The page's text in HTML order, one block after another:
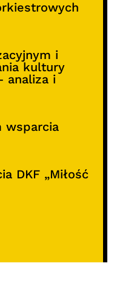
i
kultury
analiza i
wsparcia
DKF „Miłość